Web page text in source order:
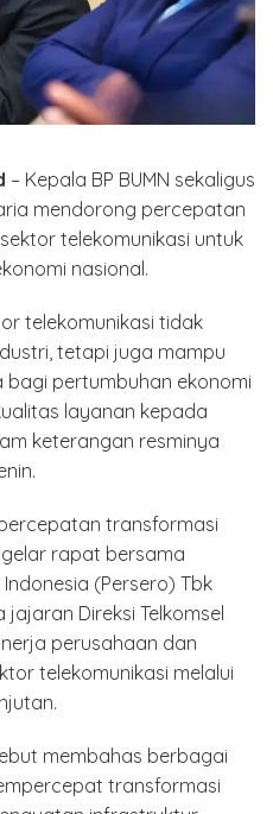
– Kepala BP BUMN sekaligus
mendorong percepatan
telekomunikasi untuk
nasional.
telekomunikasi tidak
tetapi juga mampu
pertumbuhan ekonomi
layanan kepada
keterangan resminya
transformasi
rapat bersama
(Persero) Tbk
Direksi Telkomsel
perusahaan dan
telekomunikasi melalui
membahas berbagai
transformasi